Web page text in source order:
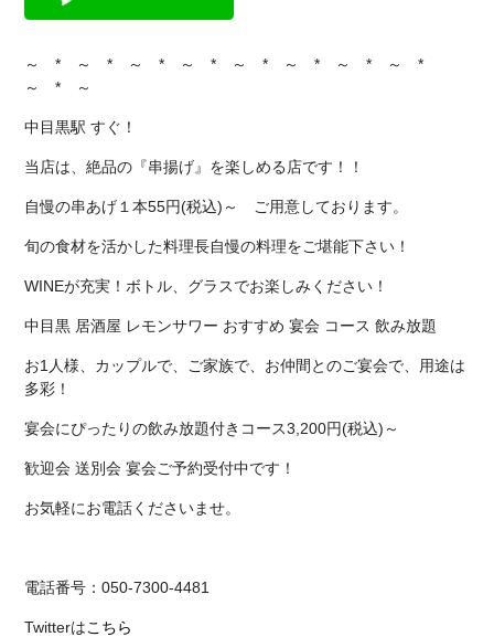
～ * ～ * ～ * ～ * ～ * ～ * ～ * ～ *
～ * ～
中目黒駅 すぐ！
当店は、絶品の『串揚げ』を楽しめる店です！！
自慢の串あげ１本55円(税込)～ ご用意しております。
旬の食材を活かした料理長自慢の料理をご堪能下さい！
WINEが充実！ボトル、グラスでお楽しみください！
中目黒 居酒屋 レモンサワー おすすめ 宴会 コース 飲み放題
お1人様、カップルで、ご家族で、お仲間とのご宴会で、用途は
多彩！
宴会にぴったりの飲み放題付きコース3,200円(税込)～
歓迎会 送別会 宴会ご予約受付中です！
お気軽にお電話くださいませ。
電話番号：050-7300-4481
Twitterはこちら